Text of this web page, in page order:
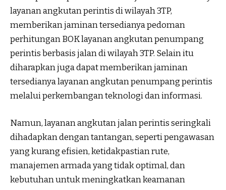
layanan angkutan perintis di wilayah 3TP,
memberikan jaminan tersedianya pedoman
perhitungan BOK layanan angkutan penumpang
perintis berbasis jalan di wilayah 3TP. Selain itu
diharapkan juga dapat memberikan jaminan
tersedianya layanan angkutan penumpang perintis
melalui perkembangan teknologi dan informasi.
Namun, layanan angkutan jalan perintis seringkali
dihadapkan dengan tantangan, seperti pengawasan
yang kurang efisien, ketidakpastian rute,
manajemen armada yang tidak optimal, dan
kebutuhan untuk meningkatkan keamanan